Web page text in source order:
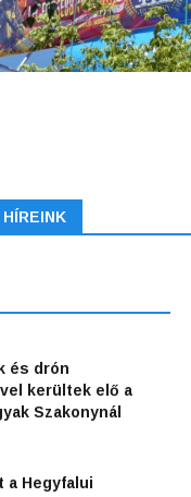
és drón
kerültek elő a
Szakonynál
a Hegyfalui